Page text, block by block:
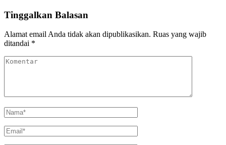
Tinggalkan Balasan
Alamat email Anda tidak akan dipublikasikan. Ruas yang wajib
ditandai *